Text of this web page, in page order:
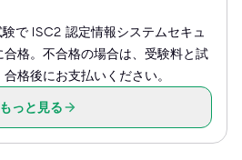
で ISC2 認定情報システムセキュ
合格。不合格の場合は、受験料と試
格後にお支払いください。
もっと見る